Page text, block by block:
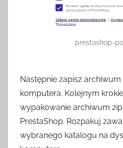
prestashop-
Następnie zapisz
komputera. Kolejnym
wypakowanie archiwum
PrestaShop. Rozpakuj
wybranego katalogu na